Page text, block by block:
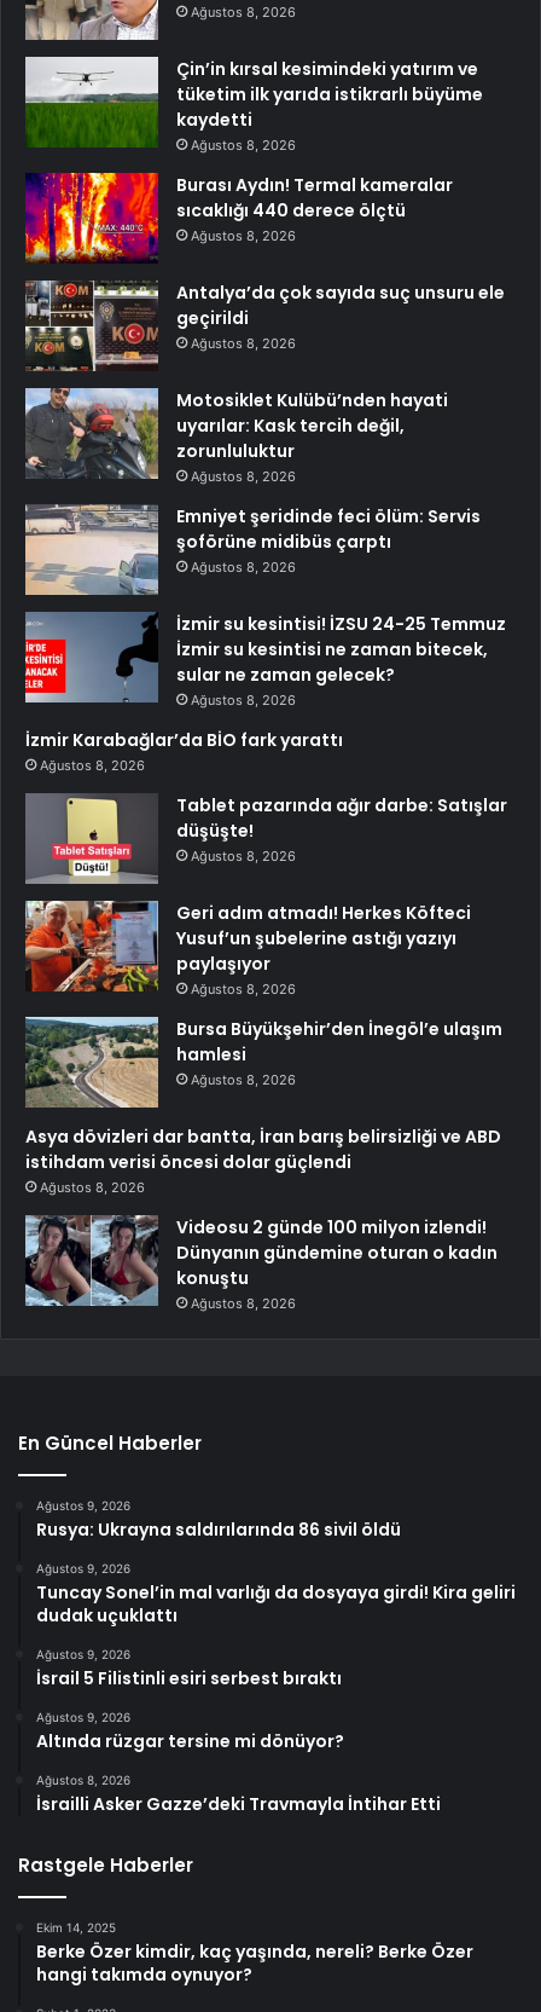
Ağustos 8, 2026
Çin’in kırsal kesimindeki yatırım ve
tüketim ilk yarıda istikrarlı büyüme
kaydetti
Ağustos 8, 2026
Burası Aydın! Termal kameralar
sıcaklığı 440 derece ölçtü
Ağustos 8, 2026
Antalya’da çok sayıda suç unsuru ele
geçirildi
Ağustos 8, 2026
Motosiklet Kulübü’nden hayati
uyarılar: Kask tercih değil,
zorunluluktur
Ağustos 8, 2026
Emniyet şeridinde feci ölüm: Servis
şoförüne midibüs çarptı
Ağustos 8, 2026
İzmir su kesintisi! İZSU 24-25 Temmuz
İzmir su kesintisi ne zaman bitecek,
sular ne zaman gelecek?
Ağustos 8, 2026
İzmir Karabağlar’da BİO fark yarattı
Ağustos 8, 2026
Tablet pazarında ağır darbe: Satışlar
düşüşte!
Ağustos 8, 2026
Geri adım atmadı! Herkes Köfteci
Yusuf’un şubelerine astığı yazıyı
paylaşıyor
Ağustos 8, 2026
Bursa Büyükşehir’den İnegöl’e ulaşım
hamlesi
Ağustos 8, 2026
Asya dövizleri dar bantta, İran barış belirsizliği ve ABD
istihdam verisi öncesi dolar güçlendi
Ağustos 8, 2026
Videosu 2 günde 100 milyon izlendi!
Dünyanın gündemine oturan o kadın
konuştu
Ağustos 8, 2026
En Güncel Haberler
Ağustos 9, 2026
Rusya: Ukrayna saldırılarında 86 sivil öldü
Ağustos 9, 2026
Tuncay Sonel’in mal varlığı da dosyaya girdi! Kira geliri
dudak uçuklattı
Ağustos 9, 2026
İsrail 5 Filistinli esiri serbest bıraktı
Ağustos 9, 2026
Altında rüzgar tersine mi dönüyor?
Ağustos 8, 2026
İsrailli Asker Gazze’deki Travmayla İntihar Etti
Rastgele Haberler
Ekim 14, 2025
Berke Özer kimdir, kaç yaşında, nereli? Berke Özer
hangi takımda oynuyor?